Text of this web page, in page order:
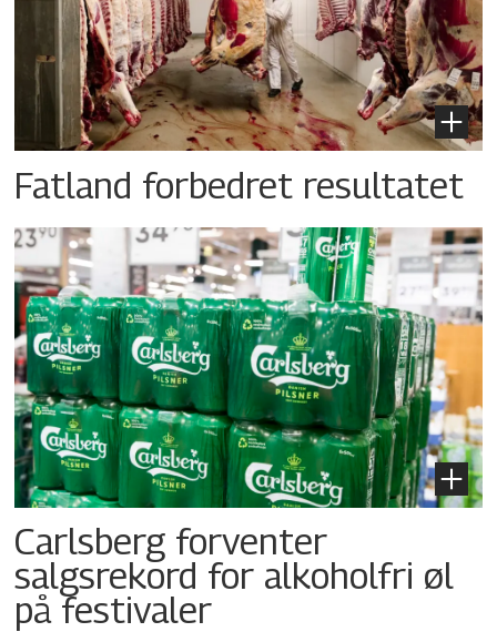
Fatland forbedret resultatet
Carlsberg forventer
salgsrekord for alkoholfri øl
på festivaler